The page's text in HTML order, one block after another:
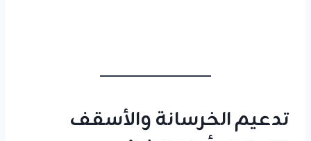
تدعيم الخرسانة والأسقف